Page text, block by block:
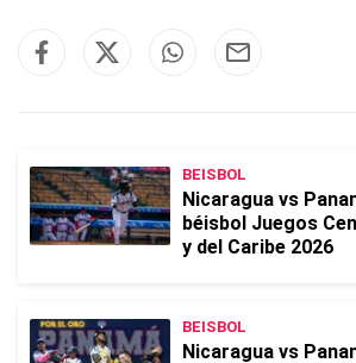
BEISBOL
Nicaragua vs
béisbol Juegos
y del Caribe 2026
BEISBOL
Nicaragua vs